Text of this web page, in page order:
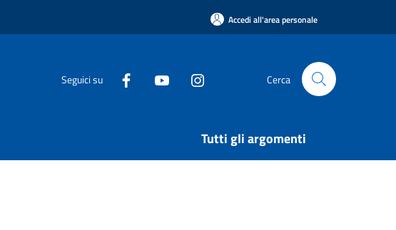
Accedi all'area personale
Seguici su Cerca
Tutti gli argomenti